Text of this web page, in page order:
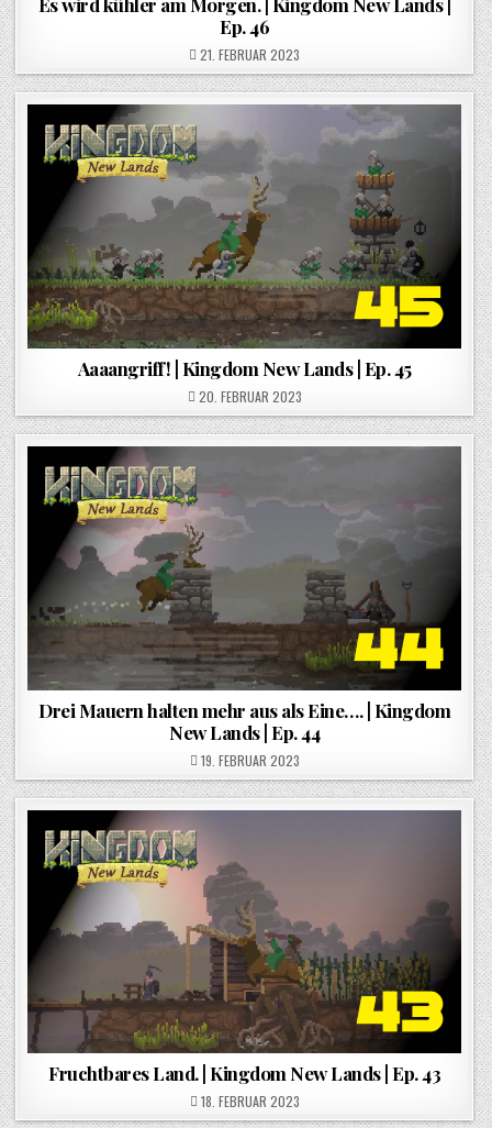
Ep. 46
POSTED ON
21. FEBRUAR 2023
Aaaangriff! | Kingdom New Lands | Ep. 45
POSTED ON
20. FEBRUAR 2023
Drei Mauern halten mehr aus als Eine…. | Kingdom
New Lands | Ep. 44
POSTED ON
19. FEBRUAR 2023
Fruchtbares Land. | Kingdom New Lands | Ep. 43
POSTED ON
18. FEBRUAR 2023